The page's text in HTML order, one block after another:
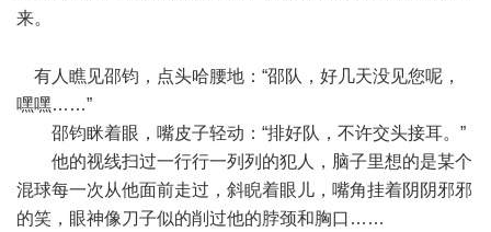
来。
有人瞧见邵钧，点头哈腰地：“邵队，好几天没见您呢，
嘿嘿……”
邵钧眯着眼，嘴皮子轻动：“排好队，不许交头接耳。”
他的视线扫过一行行一列列的犯人，脑子里想的是某个
混球每一次从他面前走过，斜睨着眼儿，嘴角挂着阴阴邪邪
的笑，眼神像刀子似的削过他的脖颈和胸口……